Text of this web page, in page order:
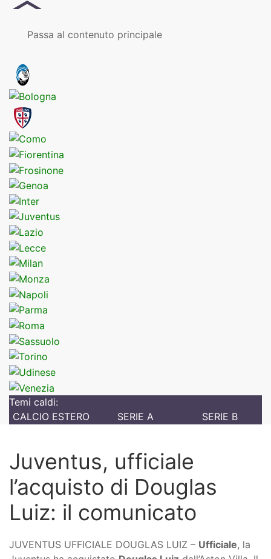
Passa al contenuto principale
Temi caldi:
CALCIO ESTERO
SERIE A SERIE B
Juventus, ufficiale
l’acquisto di Douglas
Luiz: il comunicato
JUVENTUS UFFICIALE DOUGLAS LUIZ – Ufficiale, la